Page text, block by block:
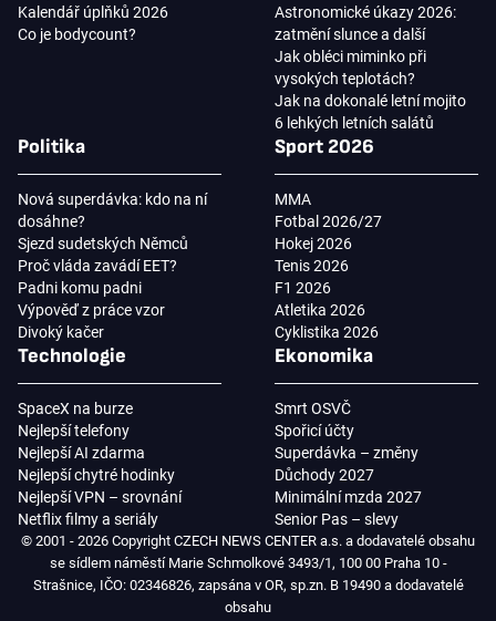
Kalendář úplňků 2026
Co je bodycount?
Astronomické úkazy 2026:
zatmění slunce a další
Jak obléci miminko při
vysokých teplotách?
Jak na dokonalé letní mojito
6 lehkých letních salátů
Politika
Nová superdávka: kdo na ní
dosáhne?
Sjezd sudetských Němců
Proč vláda zavádí EET?
Padni komu padni
Výpověď z práce vzor
Divoký kačer
Sport 2026
MMA
Fotbal 2026/27
Hokej 2026
Tenis 2026
F1 2026
Atletika 2026
Cyklistika 2026
Technologie
SpaceX na burze
Nejlepší telefony
Nejlepší AI zdarma
Nejlepší chytré hodinky
Nejlepší VPN – srovnání
Netflix filmy a seriály
Ekonomika
Smrt OSVČ
Spořicí účty
Superdávka – změny
Důchody 2027
Minimální mzda 2027
Senior Pas – slevy
© 2001 - 2026 Copyright CZECH NEWS CENTER a.s. a dodavatelé obsahu
se sídlem náměstí Marie Schmolkové 3493/1, 100 00 Praha 10 -
Strašnice, IČO: 02346826, zapsána v OR, sp.zn. B 19490 a dodavatelé
obsahu